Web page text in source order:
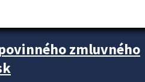
zmluvného